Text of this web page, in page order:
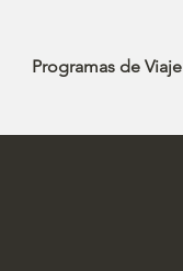
Programas de Viaje